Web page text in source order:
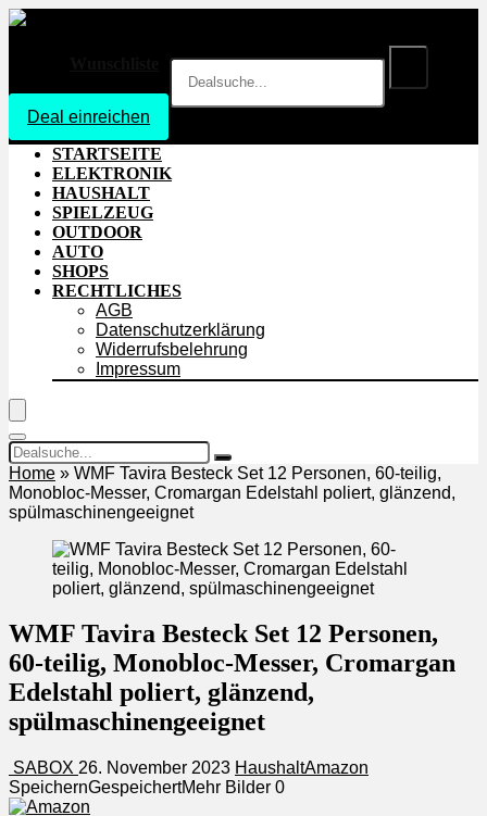
Deal einreichen
STARTSEITE
ELEKTRONIK
HAUSHALT
SPIELZEUG
OUTDOOR
AUTO
SHOPS
RECHTLICHES
AGB
Datenschutzerklärung
Widerrufsbelehrung
Impressum
Home » WMF Tavira Besteck Set 12 Personen, 60-teilig,
Monobloc-Messer, Cromargan Edelstahl poliert, glänzend,
spülmaschinengeeignet
WMF Tavira Besteck Set 12 Personen,
60-teilig, Monobloc-Messer, Cromargan
Edelstahl poliert, glänzend,
spülmaschinengeeignet
SABOX 26. November 2023 HaushaltAmazon
SpeichernGespeichertMehr Bilder 0